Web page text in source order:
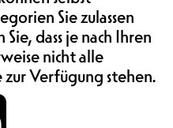
SHOW !
die
Sie zulassen
dass je nach Ihren
nicht alle
Verfügung stehen.